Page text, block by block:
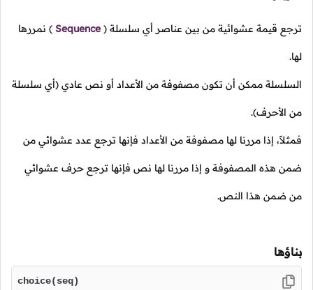
ترجع قيمة عشوائية من بين عناصر أي سلسلة (
Sequence
) نمررها
لها.
السلسلة ممكن أن تكون مصفوفة من الأعداد أو نص عادي (أي سلسلة
من الأحرف).
فمثلاً، إذا مررنا لها مصفوفة من الأعداد فإنها ترجع عدد عشوائي من
ضمن هذه المصفوفة و إذا مررنا لها نص فإنها ترجع حرف عشوائي
من ضمن هذا النص.
بناؤها
choice(seq)